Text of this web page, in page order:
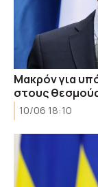
Μακρόν για
στους θεσμούς
10/06 18:10